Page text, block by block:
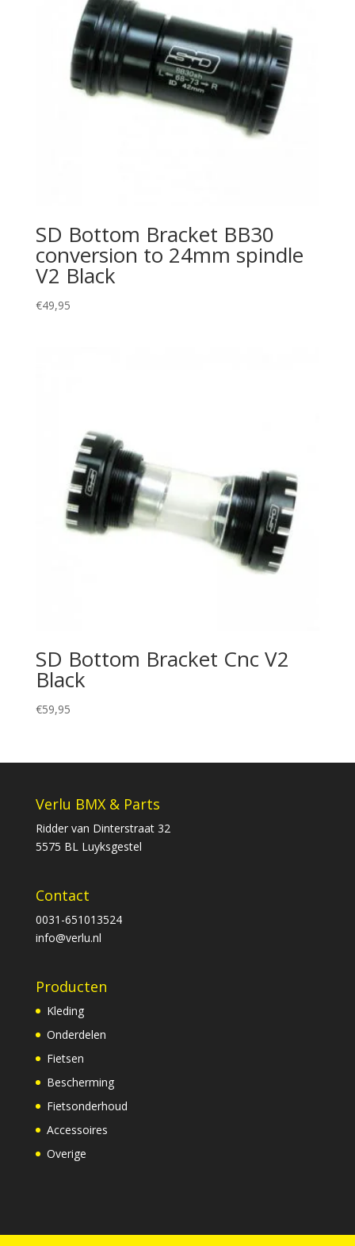
SD Bottom Bracket BB30
conversion to 24mm spindle
V2 Black
€49,95
SD Bottom Bracket Cnc V2
Black
€59,95
Verlu BMX & Parts
Ridder van Dinterstraat 32
5575 BL Luyksgestel
Contact
0031-651013524
info@verlu.nl
Producten
Kleding
Onderdelen
Fietsen
Bescherming
Fietsonderhoud
Accessoires
Overige